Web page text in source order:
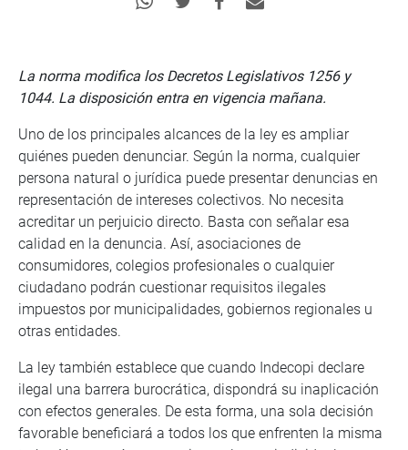
La norma modifica los Decretos Legislativos 1256 y
1044. La disposición entra en vigencia mañana.
Uno de los principales alcances de la ley es ampliar
quiénes pueden denunciar. Según la norma, cualquier
persona natural o jurídica puede presentar denuncias en
representación de intereses colectivos. No necesita
acreditar un perjuicio directo. Basta con señalar esa
calidad en la denuncia. Así, asociaciones de
consumidores, colegios profesionales o cualquier
ciudadano podrán cuestionar requisitos ilegales
impuestos por municipalidades, gobiernos regionales u
otras entidades.
La ley también establece que cuando Indecopi declare
ilegal una barrera burocrática, dispondrá su inaplicación
con efectos generales. De esta forma, una sola decisión
favorable beneficiará a todos los que enfrenten la misma